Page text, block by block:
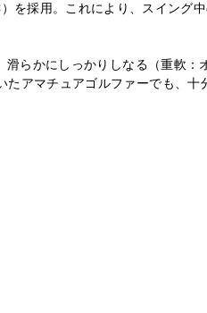
を採用。これにより、スイング
らかにしっかりしなる（重軟：
アマチュアゴルファーでも、十